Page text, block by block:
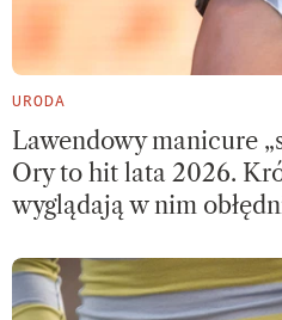
URODA
Lawendowy manicure
Ory to hit lata 2026.
wyglądają w nim